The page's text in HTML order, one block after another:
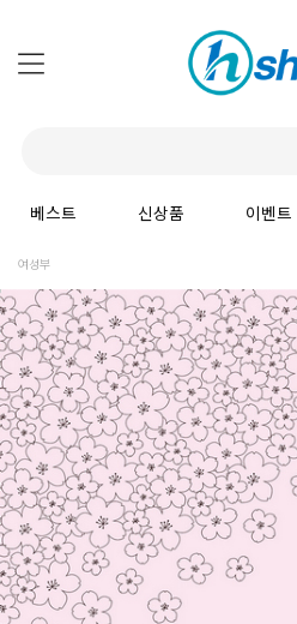
베스트 신상품 이벤트
여성부